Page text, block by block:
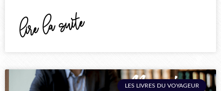
lire la suite
LES LIVRES DU VOYAGEUR